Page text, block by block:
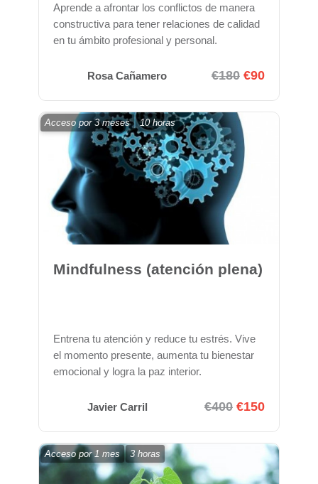
Aprende a afrontar los conflictos de manera
constructiva para tener relaciones de calidad
en tu ámbito profesional y personal.
Rosa Cañamero €180 €90
Acceso por 3 meses 10 horas
Mindfulness (atención plena)
Entrena tu atención y reduce tu estrés. Vive
el momento presente, aumenta tu bienestar
emocional y logra la paz interior.
Javier Carril €400 €150
Acceso por 1 mes 3 horas